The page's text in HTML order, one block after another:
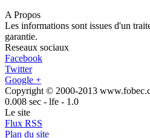
A Propos
Les informations sont issues d'un
garantie.
Reseaux sociaux
Facebook
Twitter
Google +
Copyright © 2000-2013
0.008 sec - lfe - 1.0
Le site
Flux RSS
Plan du site